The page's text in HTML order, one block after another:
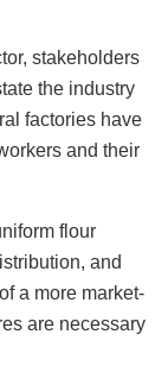
stakeholders
the industry
factories have
and their
flour
and
a more market-
are necessary